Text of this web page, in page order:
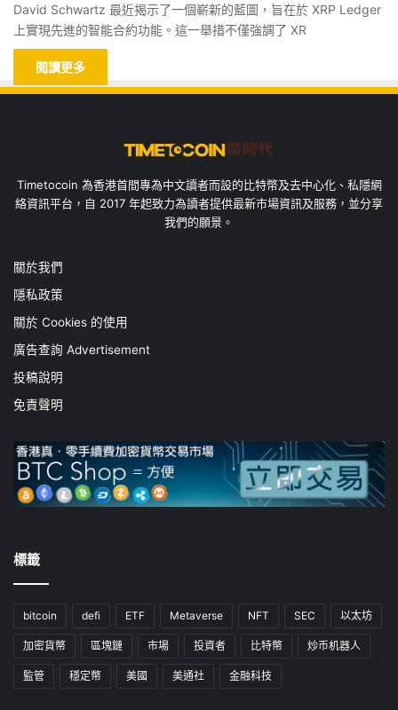
David Schwartz 最近揭示了一個嶄新的藍圖，旨在於 XRP Ledger
上實現先進的智能合約功能。這一舉措不僅強調了 XR
閱讀更多
Timetocoin 為香港首間專為中文讀者而設的比特幣及去中心化、私隱網
絡資訊平台，自 2017 年起致力為讀者提供最新市場資訊及服務，並分享
我們的願景。
關於我們
隱私政策
關於 Cookies 的使用
廣告查詢 Advertisement
投稿說明
免責聲明
標籤
bitcoin defi ETF Metaverse NFT SEC 以太坊
加密貨幣 區塊鏈 市場 投資者 比特幣 炒币机器人
監管 穩定幣 美國 美通社 金融科技